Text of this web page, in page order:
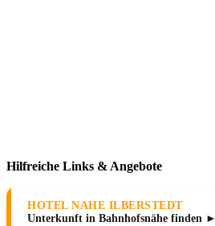
Hilfreiche Links & Angebote
HOTEL NAHE ILBERSTEDT
Unterkunft in Bahnhofsnähe finden ►